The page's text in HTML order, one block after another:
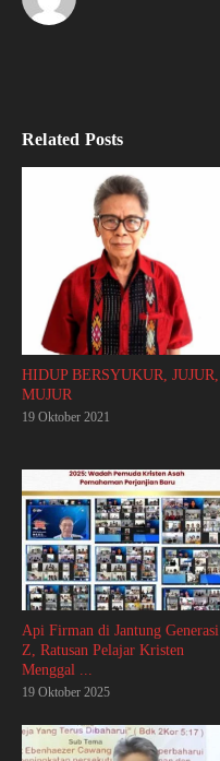
Related Posts
HIDUP BERSYUKUR, JUJUR,
MUJUR
19 Oktober 2021
Api Firman di Jantung Generasi
Z, Ratusan Pelajar Kristen
Menggal ...
19 Oktober 2025